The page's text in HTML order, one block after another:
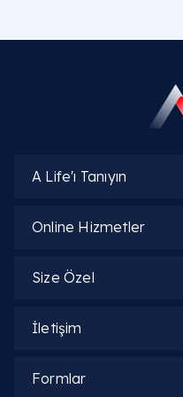
Eklem faresi
Eklem faresi
A Life'ı Tanıyın
Online Hizmetler
Size Özel
İletişim
Formlar